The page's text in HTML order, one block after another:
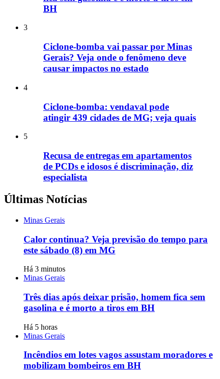
BH
3
Ciclone-bomba vai passar por Minas
Gerais? Veja onde o fenômeno deve
causar impactos no estado
4
Ciclone-bomba: vendaval pode
atingir 439 cidades de MG; veja quais
5
Recusa de entregas em apartamentos
de PCDs e idosos é discriminação, diz
especialista
Últimas Notícias
Minas Gerais
Calor continua? Veja previsão do tempo para
este sábado (8) em MG
Há 3 minutos
Minas Gerais
Três dias após deixar prisão, homem fica sem
gasolina e é morto a tiros em BH
Há 5 horas
Minas Gerais
Incêndios em lotes vagos assustam moradores e
mobilizam bombeiros em BH